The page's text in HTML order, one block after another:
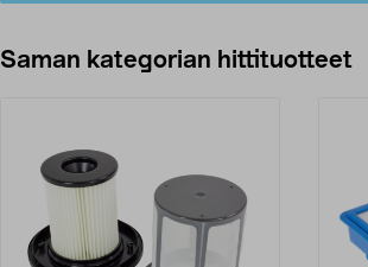
Saman kategorian hittituotteet